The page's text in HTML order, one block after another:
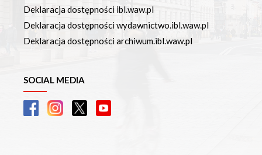
Deklaracja dostępności ibl.waw.pl
Deklaracja dostępności wydawnictwo.ibl.waw.pl
Deklaracja dostępności archiwum.ibl.waw.pl
SOCIAL MEDIA